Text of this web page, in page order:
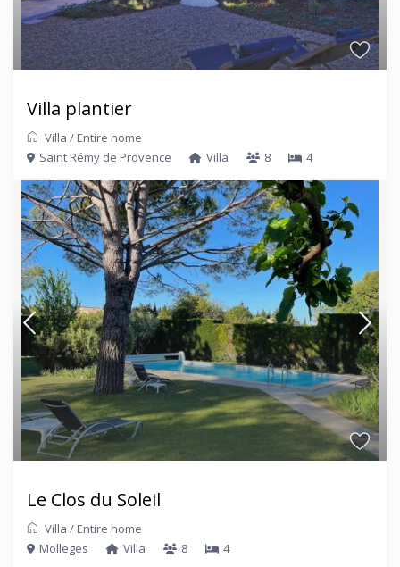
Villa plantier
Villa / Entire home
Saint Rémy de Provence
Villa 8 4
Le Clos du Soleil
Villa / Entire home
Molleges
Villa 8 4